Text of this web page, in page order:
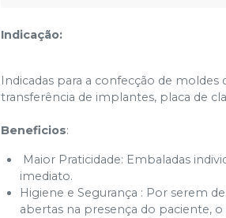
Indicação:
Indicadas para a confecção de
transferência de implantes, placa de
Beneficios:
Maior Praticidade: Embaladas
imediato.
Higiene e Segurança : Por serem
abertas na presença do paciente,